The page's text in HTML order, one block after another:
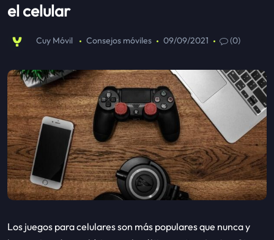
el celular
Cuy Móvil Consejos móviles 09/09/2021 (0)
Los juegos para celulares son más populares que nunca y